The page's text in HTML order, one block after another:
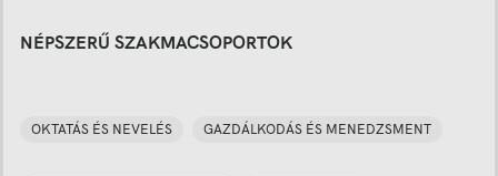
NÉPSZERŰ SZAKMACSOPORTOK
OKTATÁS ÉS NEVELÉS GAZDÁLKODÁS ÉS MENEDZSMENT